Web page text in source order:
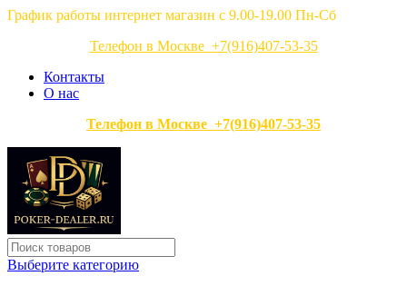
График работы интернет магазин с 9.00-19.00 Пн-Сб
Телефон в Москве +7(916)407-53-35
Контакты
О нас
Телефон в Москве +7(916)407-53-35
Выберите категорию